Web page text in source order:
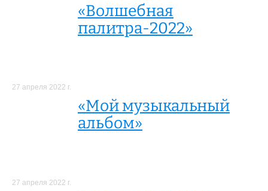
«Волшебная
палитра-2022»
27 апреля 2022 г.
«Мой музыкальный
альбом»
27 апреля 2022 г.